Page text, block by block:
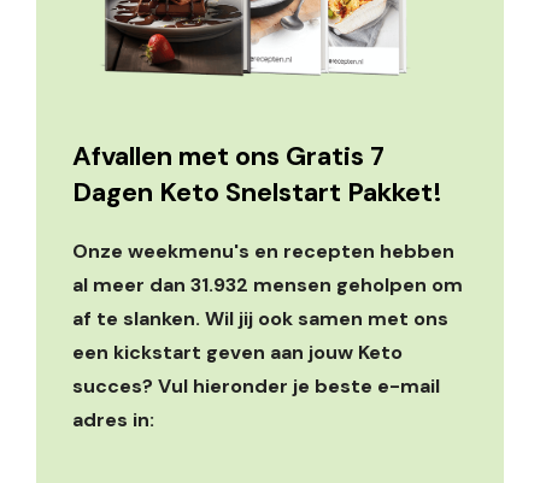
Afvallen met ons Gratis 7
Dagen Keto Snelstart Pakket!
Onze weekmenu's en recepten hebben
al meer dan 31.932 mensen geholpen om
af te slanken. Wil jij ook samen met ons
een kickstart geven aan jouw Keto
succes? Vul hieronder je beste e-mail
adres in: